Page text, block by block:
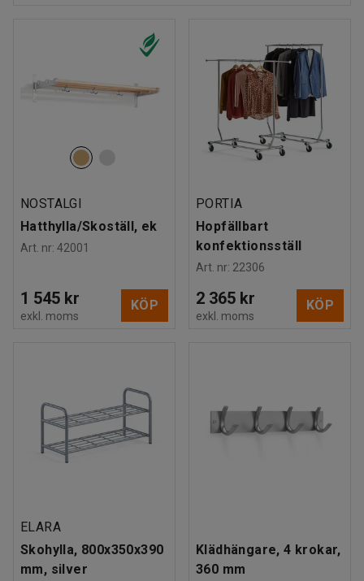
NOSTALGI
Hatthylla/Skoställ, ek
Art. nr: 42001
1 545 kr
exkl. moms
KÖP
PORTIA
Hopfällbart
konfektionsställ
Art. nr: 22306
2 365 kr
exkl. moms
KÖP
ELARA
Skohylla, 800x350x390
mm, silver
Klädhängare, 4 krokar,
360 mm